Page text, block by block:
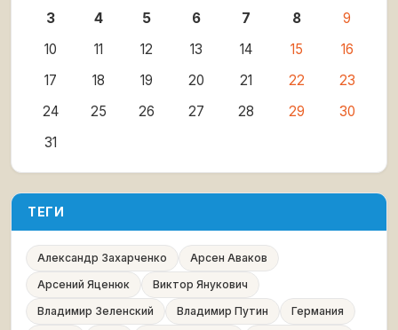
3
4 5 6 7 8
9
10
11 12 13 14 15
16
17
18 19 20 21 22
23
24
25 26 27 28 29
30
31
ТЕГИ
Александр Захарченко
Арсен Аваков
Арсений Яценюк
Виктор Янукович
Владимир Зеленский
Владимир Путин
Германия